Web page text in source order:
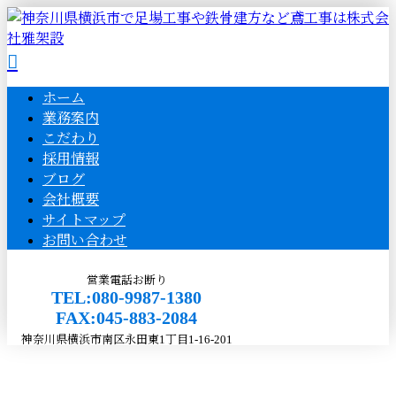
ホーム
業務案内
こだわり
採用情報
ブログ
会社概要
サイトマップ
お問い合わせ
営業電話お断り
TEL:080-9987-1380
FAX:045-883-2084
神奈川県横浜市南区永田東1丁目1-16-201